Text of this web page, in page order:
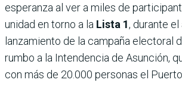
esperanza al ver a miles de
unidad en torno a la Lista 1, durante
lanzamiento de la campaña electoral
rumbo a la Intendencia de Asunción,
con más de 20.000 personas el